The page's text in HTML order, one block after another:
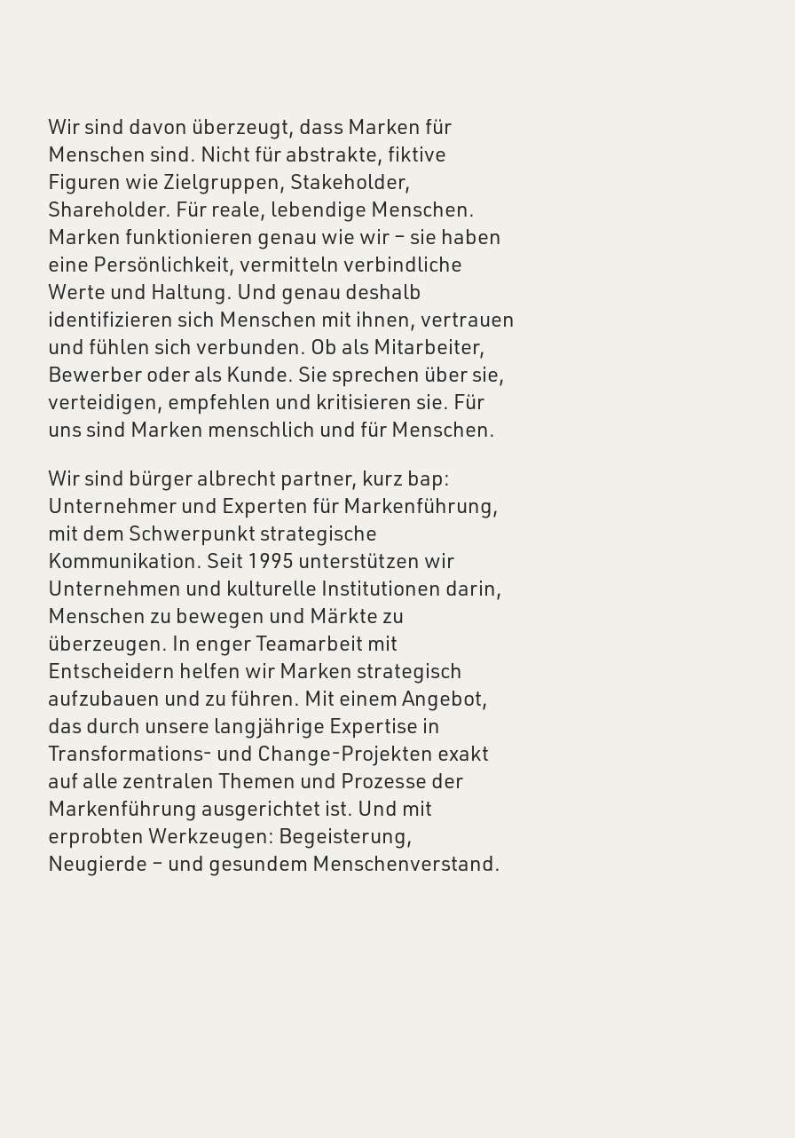
Wir sind davon überzeugt, dass Marken für
Menschen sind. Nicht für abstrakte, fiktive
Figuren wie Zielgruppen, Stakeholder,
Shareholder. Für reale, lebendige Menschen.
Marken funktionieren genau wie wir – sie haben
eine Persönlichkeit, vermitteln verbindliche
Werte und Haltung. Und genau deshalb
identifizieren sich Menschen mit ihnen, vertrauen
und fühlen sich verbunden. Ob als Mitarbeiter,
Bewerber oder als Kunde. Sie sprechen über sie,
verteidigen, empfehlen und kritisieren sie. Für
uns sind Marken menschlich und für Menschen.
Wir sind bürger albrecht partner, kurz bap:
Unternehmer und Experten für Markenführung,
mit dem Schwerpunkt strategische
Kommunikation. Seit 1995 unterstützen wir
Unternehmen und kulturelle Institutionen darin,
Menschen zu bewegen und Märkte zu
überzeugen. In enger Teamarbeit mit
Entscheidern helfen wir Marken strategisch
aufzubauen und zu führen. Mit einem Angebot,
das durch unsere langjährige Expertise in
Transformations- und Change-Projekten exakt
auf alle zentralen Themen und Prozesse der
Markenführung ausgerichtet ist. Und mit
erprobten Werkzeugen: Begeisterung,
Neugierde – und gesundem Menschenverstand.